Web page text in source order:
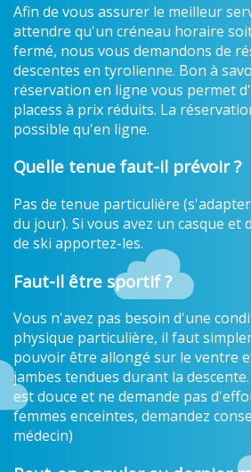
Afin de vous assurer le meilleur
attendre qu'un créneau horaire
fermé, nous vous demandons de
descentes en tyrolienne. Bon à
réservation en ligne vous permet
placess à prix réduits. La
possible qu'en ligne.
Quelle tenue faut-il prévoir ?
Pas de tenue particulière
du jour). Si vous avez un casque et
de ski apportez-les.
Faut-il être sportif ?
Vous n'avez pas besoin d'une
physique particulière, il faut
pouvoir être allongé sur le ventre
jambes tendues durant la
est douce et ne demande pas
femmes enceintes, demandez
médecin)